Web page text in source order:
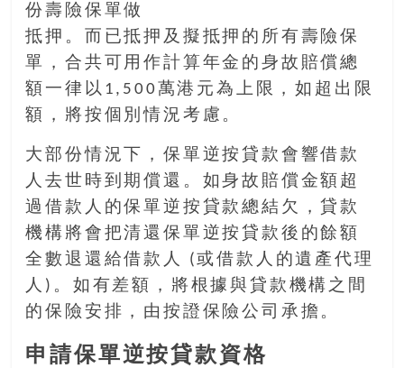
豐
盛
的
第
二
人
生。
份壽險保單做
抵押。而已抵押及擬抵押的所有壽險保
單，合共可用作計算年金的身故賠償總
額一律以1,500萬港元為上限，如超出限
額，將按個別情況考慮。
大部份情況下，保單逆按貸款會響借款
人去世時到期償還。如身故賠償金額超
過借款人的保單逆按貸款總結欠，貸款
機構將會把清還保單逆按貸款後的餘額
全數退還給借款人 (或借款人的遺產代理
人)。如有差額，將根據與貸款機構之間
的保險安排，由按證保險公司承擔。
申請保單逆按貸款資格